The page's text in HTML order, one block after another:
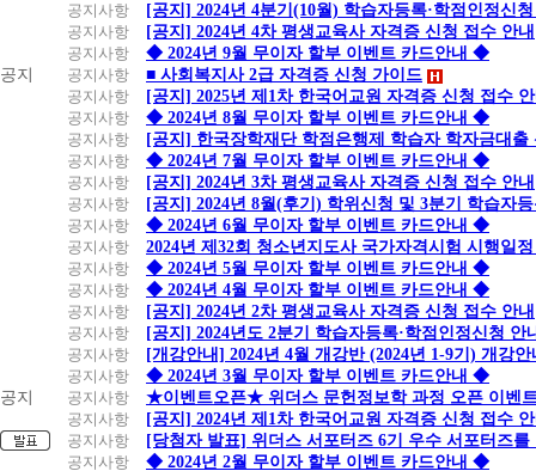
공지사항
[공지] 2024년 4분기(10월) 학습자등록·학점인정신
공지사항
[공지] 2024년 4차 평생교육사 자격증 신청 접수 안내
공지사항
◆ 2024년 9월 무이자 할부 이벤트 카드안내 ◆
공지
공지사항
■ 사회복지사 2급 자격증 신청 가이드
공지사항
[공지] 2025년 제1차 한국어교원 자격증 신청 접수
공지사항
◆ 2024년 8월 무이자 할부 이벤트 카드안내 ◆
공지사항
[공지] 한국장학재단 학점은행제 학습자 학자금대출
공지사항
◆ 2024년 7월 무이자 할부 이벤트 카드안내 ◆
공지사항
[공지] 2024년 3차 평생교육사 자격증 신청 접수 안내
공지사항
[공지] 2024년 8월(후기) 학위신청 및 3분기 학습자
공지사항
◆ 2024년 6월 무이자 할부 이벤트 카드안내 ◆
공지사항
2024년 제32회 청소년지도사 국가자격시험 시행일
공지사항
◆ 2024년 5월 무이자 할부 이벤트 카드안내 ◆
공지사항
◆ 2024년 4월 무이자 할부 이벤트 카드안내 ◆
공지사항
[공지] 2024년 2차 평생교육사 자격증 신청 접수 안내
공지사항
[공지] 2024년도 2분기 학습자등록·학점인정신청 안
공지사항
[개강안내] 2024년 4월 개강반 (2024년 1-9기) 개강안
공지사항
◆ 2024년 3월 무이자 할부 이벤트 카드안내 ◆
공지
공지사항
★이벤트오픈★ 위더스 문헌정보학 과정 오픈 이벤
공지사항
[공지] 2024년 제1차 한국어교원 자격증 신청 접수
공지사항
[당첨자 발표] 위더스 서포터즈 6기 우수 서포터즈를
공지사항
◆ 2024년 2월 무이자 할부 이벤트 카드안내 ◆